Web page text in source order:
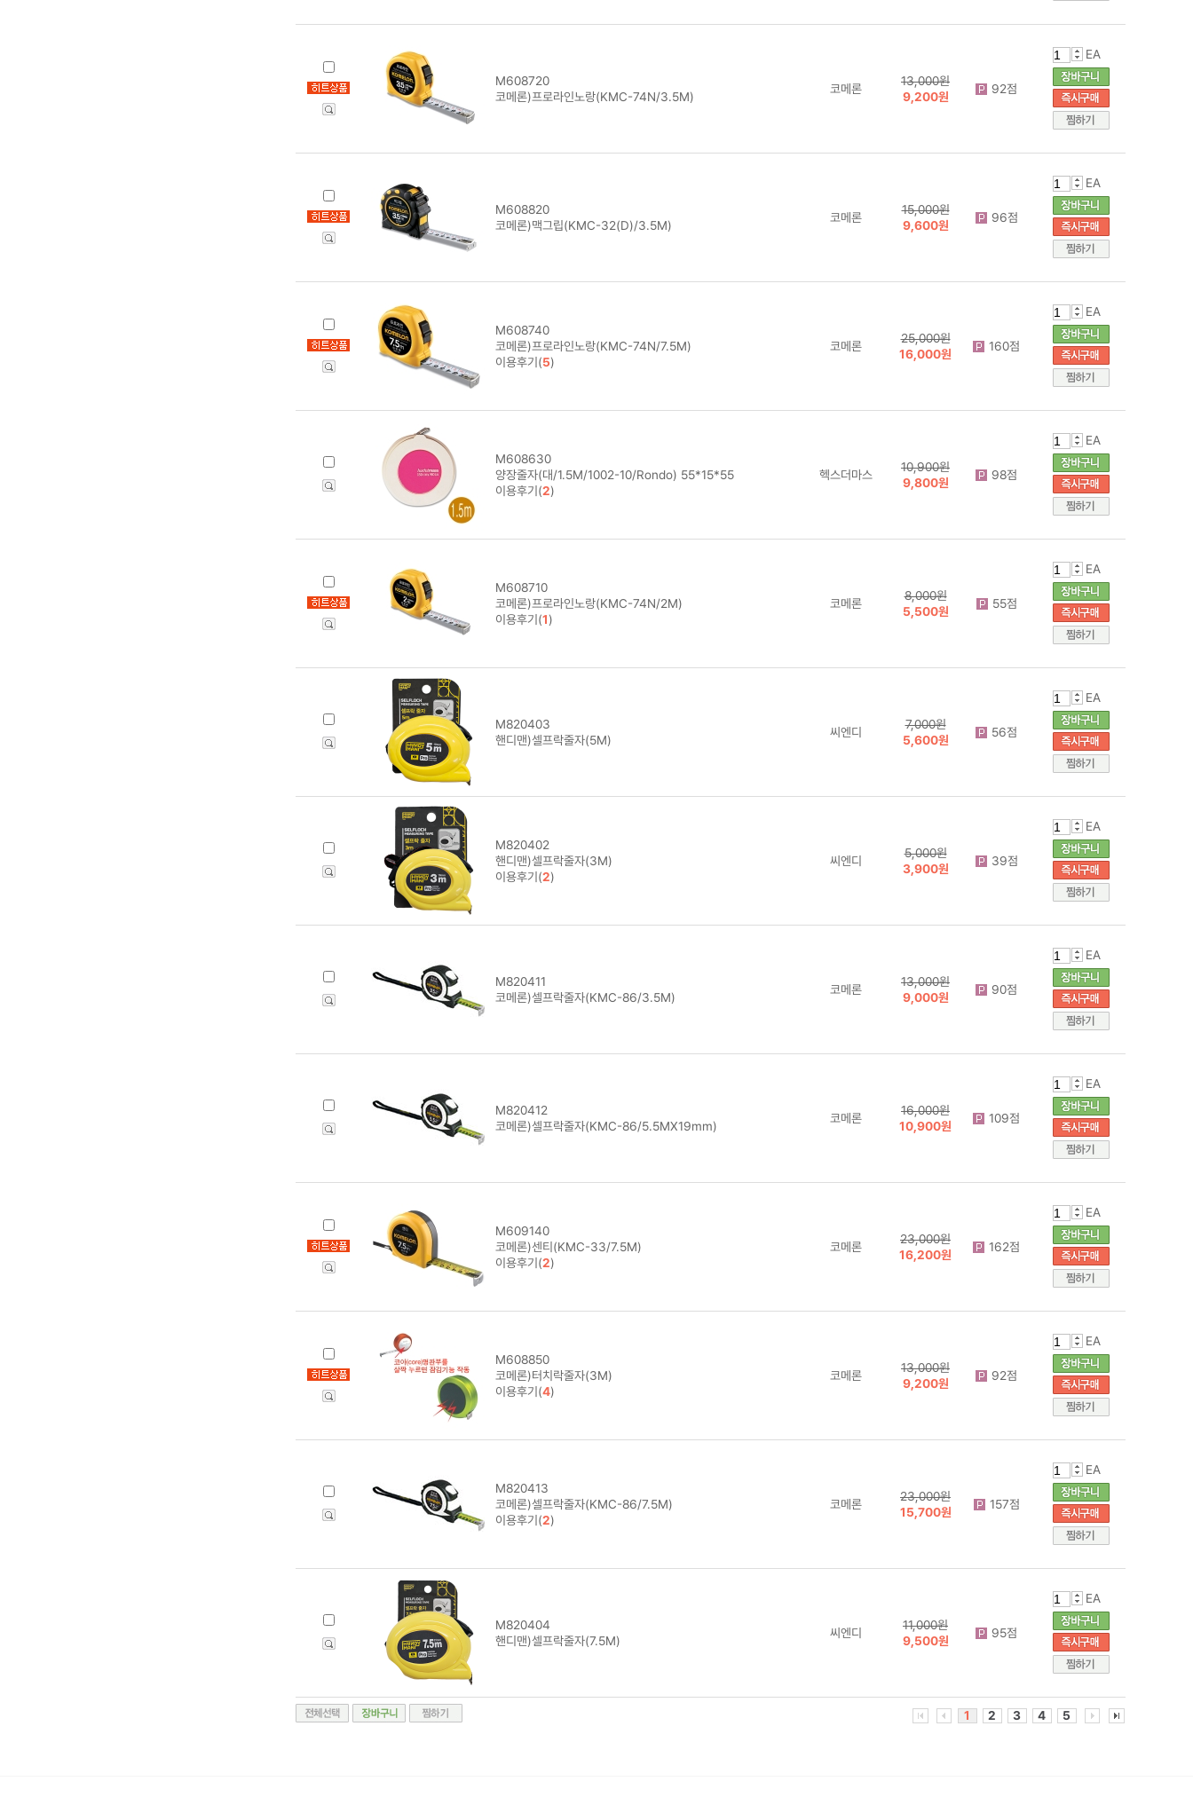
M608720
코메론)프로라인노랑(KMC-74N/3.5M)
코메론
13,000원
9,200원
92점
EA
M608820
코메론)맥그립(KMC-32(D)/3.5M)
코메론
15,000원
9,600원
96점
EA
M608740
코메론)프로라인노랑(KMC-74N/7.5M)
이용후기(5)
코메론
25,000원
16,000원
160점
EA
M608630
양장줄자(대/1.5M/1002-10/Rondo) 55*15*55
이용후기(2)
헥스더마스
10,900원
9,800원
98점
EA
M608710
코메론)프로라인노랑(KMC-74N/2M)
이용후기(1)
코메론
8,000원
5,500원
55점
EA
M820403
핸디맨)셀프락줄자(5M)
씨엔디
7,000원
5,600원
56점
EA
M820402
핸디맨)셀프락줄자(3M)
이용후기(2)
씨엔디
5,000원
3,900원
39점
EA
M820411
코메론)셀프락줄자(KMC-86/3.5M)
코메론
13,000원
9,000원
90점
EA
M820412
코메론)셀프락줄자(KMC-86/5.5MX19mm)
코메론
16,000원
10,900원
109점
EA
M609140
코메론)센티(KMC-33/7.5M)
이용후기(2)
코메론
23,000원
16,200원
162점
EA
M608850
코메론)터치락줄자(3M)
이용후기(4)
코메론
13,000원
9,200원
92점
EA
M820413
코메론)셀프락줄자(KMC-86/7.5M)
이용후기(2)
코메론
23,000원
15,700원
157점
EA
M820404
핸디맨)셀프락줄자(7.5M)
씨엔디
11,000원
9,500원
95점
EA
1 2 3 4 5